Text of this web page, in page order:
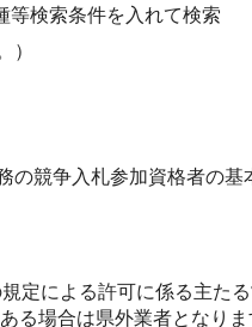
等検索条件を入れて検索
）
競争入札参加資格者の
定による許可に係る主た
る場合は県外業者となりま